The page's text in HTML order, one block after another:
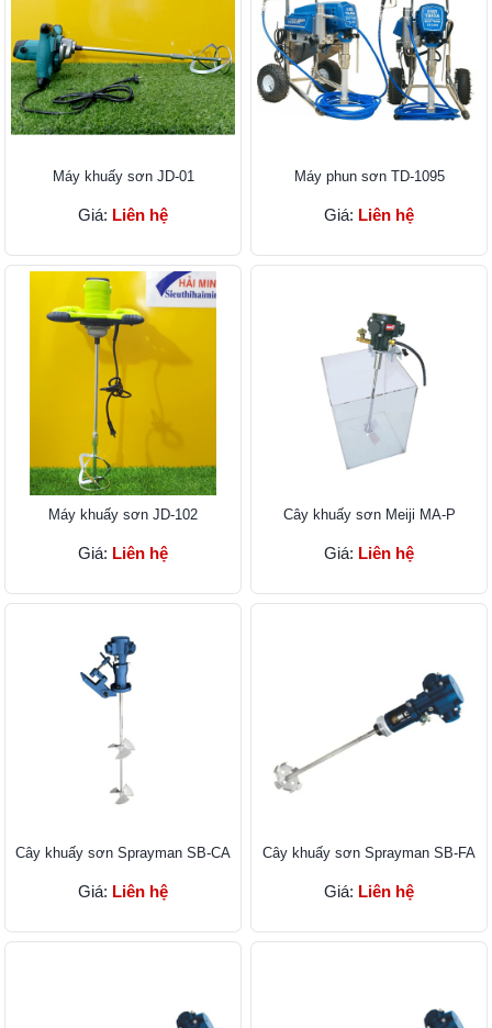
Máy khuấy sơn JD-01
Giá: Liên hệ
Máy phun sơn TD-1095
Giá: Liên hệ
Máy khuấy sơn JD-102
Giá: Liên hệ
Cây khuấy sơn Meiji MA-P
Giá: Liên hệ
Cây khuấy sơn Sprayman SB-CA
Giá: Liên hệ
Cây khuấy sơn Sprayman SB-FA
Giá: Liên hệ